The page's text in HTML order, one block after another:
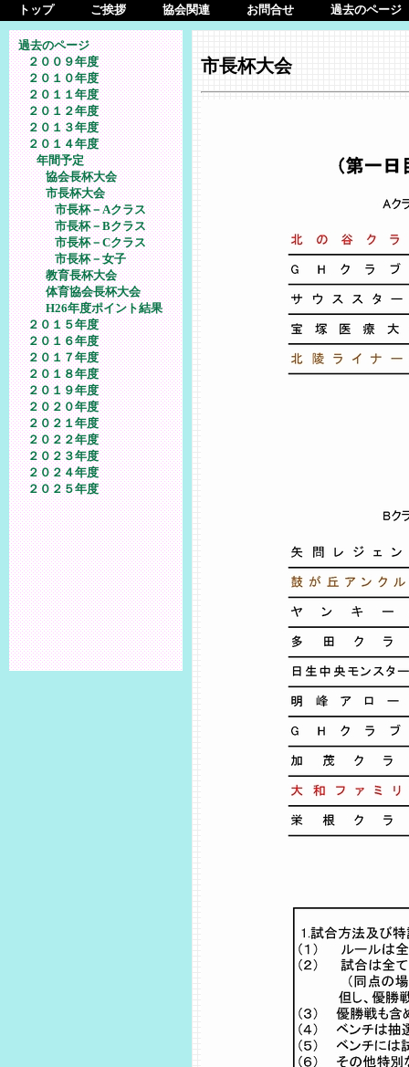
トップ ご挨拶 協会関連 お問合せ 過去のページ
過去のページ
２００９年度
２０１０年度
２０１１年度
２０１２年度
２０１３年度
２０１４年度
年間予定
協会長杯大会
市長杯大会
市長杯－Aクラス
市長杯－Bクラス
市長杯－Cクラス
市長杯－女子
教育長杯大会
体育協会長杯大会
H26年度ポイント結果
２０１５年度
２０１６年度
２０１７年度
２０１８年度
２０１９年度
２０２０年度
２０２１年度
２０２２年度
２０２３年度
２０２４年度
２０２５年度
市長杯大会